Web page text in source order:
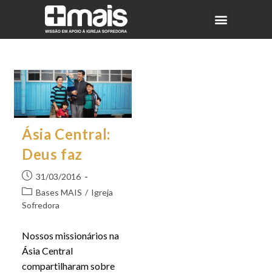
Ásia Central:
Deus faz
31/03/2016
Bases MAIS / Igreja
Sofredora
Nossos missionários na
Ásia Central
compartilharam sobre